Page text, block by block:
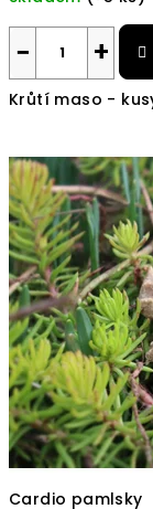
+
−
Krůtí maso -
Cardio pamlsky